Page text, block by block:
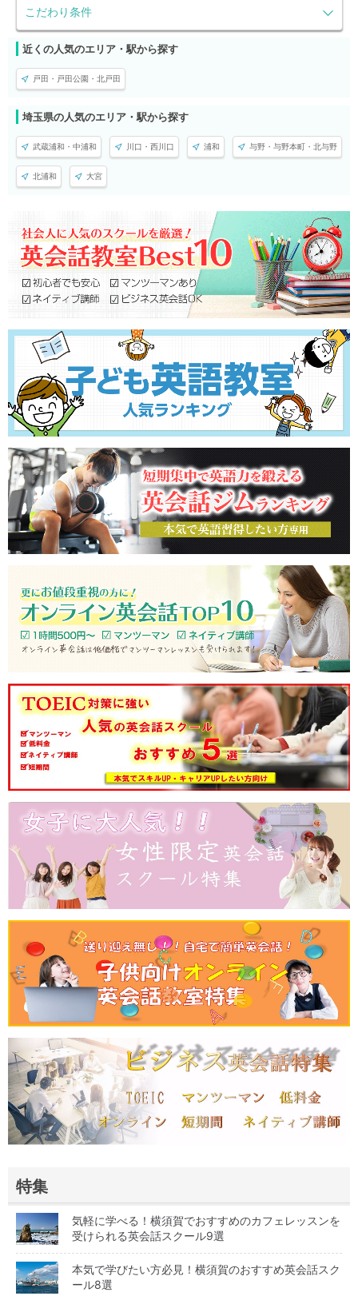
こだわり条件
近くの人気のエリア・駅から探す
戸田・戸田公園・北戸田
埼玉県の人気のエリア・駅から探す
武蔵浦和・中浦和 川口・西川口 浦和 与野・与野本町・北与野
北浦和 大宮
特集
気軽に学べる！横須賀でおすすめのカフェレッスンを
受けられる英会話スクール9選
本気で学びたい方必見！横須賀のおすすめ英会話スク
ール8選